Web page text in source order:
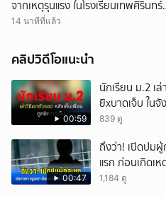
จากเหตุรุนแรง ในโรงเรียนเทพศิรินทร์
นนทบุรี รวมดับแล้ว 9 ราย
14 นาทีที่แล้ว
คลิปวิดีโอแนะนำ
00:59
นักเรียน ม.2 เ
ยิxบาดเจ็บ ในจั
839 ดู
00:47
ถึงว่า! เปิดปมผู้
แรก ก่อนเกิดเ
1,184 ดู